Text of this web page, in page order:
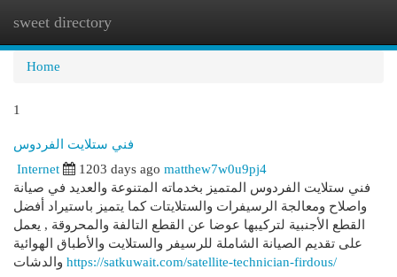
sweet directory
Home
1
فني ستلايت الفردوس
Internet 1203 days ago matthew7w0u9pj4
فني ستلايت الفردوس المتميز بخدماته المتنوعة والعديد في صيانة
واصلاح ومعالجة الرسيفرات والستلايتات كما يتميز باستيراد أفضل
القطع الأجنبية لتركيبها عوضا عن القطع التالفة والمحروقة , يعمل
على تقديم الصيانة الشاملة للرسيفر والستلايت والأطباق الهوائية
https://satkuwait.com/satellite-technician-firdous/